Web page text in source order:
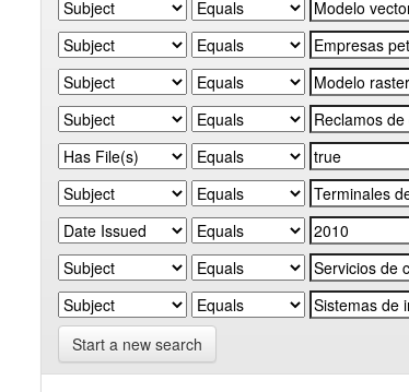
Start a new search